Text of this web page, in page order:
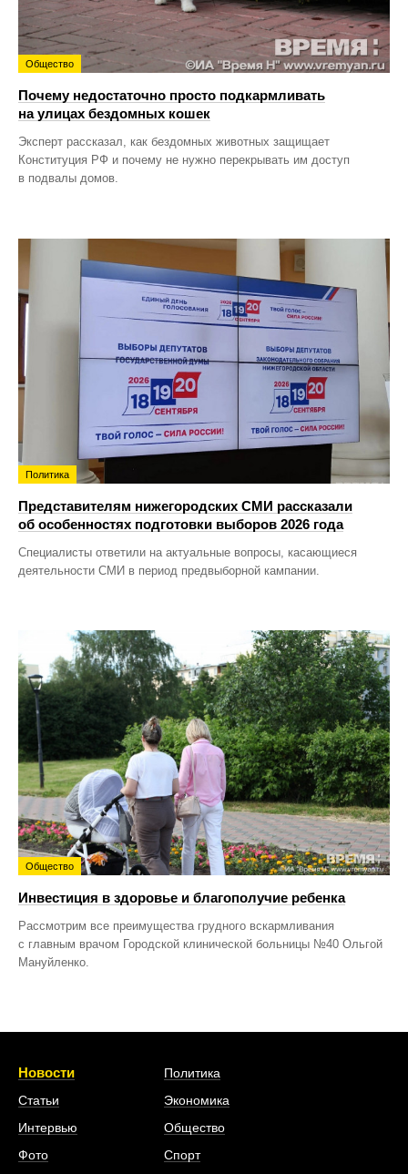
Общество
Почему недостаточно просто подкармливать
на улицах бездомных кошек
Эксперт рассказал, как бездомных животных защищает
Конституция РФ и почему не нужно перекрывать им доступ
в подвалы домов.
Политика
Представителям нижегородских СМИ рассказали
об особенностях подготовки выборов 2026 года
Специалисты ответили на актуальные вопросы, касающиеся
деятельности СМИ в период предвыборной кампании.
Общество
Инвестиция в здоровье и благополучие ребенка
Рассмотрим все преимущества грудного вскармливания
с главным врачом Городской клинической больницы №40 Ольгой
Мануйленко.
Новости
Статьи
Интервью
Фото
Политика
Экономика
Общество
Спорт